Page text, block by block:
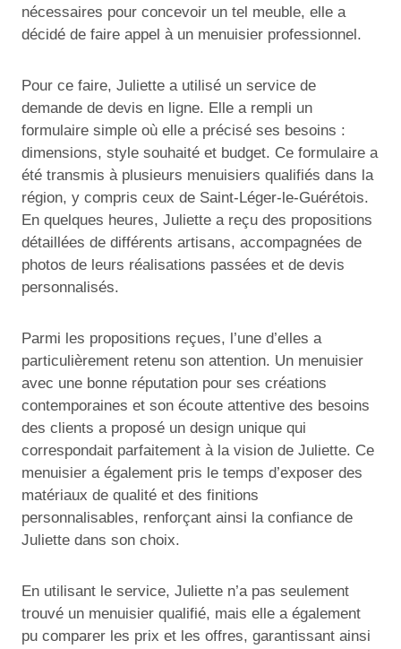
nécessaires pour concevoir un tel meuble, elle a
décidé de faire appel à un menuisier professionnel.
Pour ce faire, Juliette a utilisé un service de
demande de devis en ligne. Elle a rempli un
formulaire simple où elle a précisé ses besoins :
dimensions, style souhaité et budget. Ce formulaire a
été transmis à plusieurs menuisiers qualifiés dans la
région, y compris ceux de Saint-Léger-le-Guérétois.
En quelques heures, Juliette a reçu des propositions
détaillées de différents artisans, accompagnées de
photos de leurs réalisations passées et de devis
personnalisés.
Parmi les propositions reçues, l’une d’elles a
particulièrement retenu son attention. Un menuisier
avec une bonne réputation pour ses créations
contemporaines et son écoute attentive des besoins
des clients a proposé un design unique qui
correspondait parfaitement à la vision de Juliette. Ce
menuisier a également pris le temps d’exposer des
matériaux de qualité et des finitions
personnalisables, renforçant ainsi la confiance de
Juliette dans son choix.
En utilisant le service, Juliette n’a pas seulement
trouvé un menuisier qualifié, mais elle a également
pu comparer les prix et les offres, garantissant ainsi